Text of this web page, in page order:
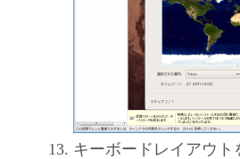
キーボードレイアウト